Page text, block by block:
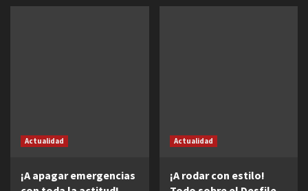
Actualidad
¡A apagar emergencias
Actualidad
¡A rodar con estilo!